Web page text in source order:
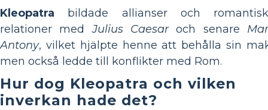
Kleopatra bildade allianser och
relationer medJulius Caesaroch senare
Antony, vilket hjälpte henne att behålla sin
men också ledde till konflikter med Rom.
Hur dog Kleopatra och vilken
inverkan hade det?